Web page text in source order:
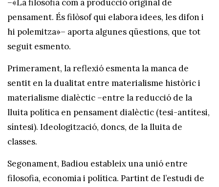
–«La filosofia com a producció original de
pensament. És filòsof qui elabora idees, les difon i
hi polemitza»– aporta algunes qüestions, que tot
seguit esmento.
Primerament, la reflexió esmenta la manca de
sentit en la dualitat entre materialisme històric i
materialisme dialèctic –entre la reducció de la
lluita política en pensament dialèctic (tesi-antítesi,
síntesi). Ideologització, doncs, de la lluita de
classes.
Segonament, Badiou estableix una unió entre
filosofia, economia i política. Partint de l’estudi de